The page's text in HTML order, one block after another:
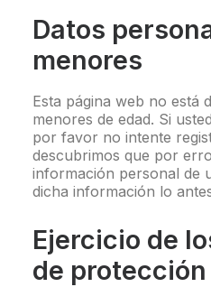
Datos
menores
Esta página web no está
menores de edad. Si
por favor no intente
descubrimos que por
información personal de
dicha información lo
Ejercicio de
de